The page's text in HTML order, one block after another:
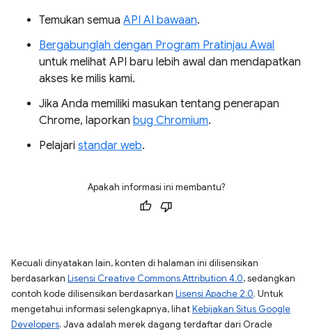
Temukan semua API AI bawaan.
Bergabunglah dengan Program Pratinjau Awal
untuk melihat API baru lebih awal dan mendapatkan
akses ke milis kami.
Jika Anda memiliki masukan tentang penerapan
Chrome, laporkan bug Chromium.
Pelajari standar web.
Apakah informasi ini membantu?
Kecuali dinyatakan lain, konten di halaman ini dilisensikan
berdasarkan Lisensi Creative Commons Attribution 4.0, sedangkan
contoh kode dilisensikan berdasarkan Lisensi Apache 2.0. Untuk
mengetahui informasi selengkapnya, lihatKebijakan Situs Google
Developers. Java adalah merek dagang terdaftar dari Oracle